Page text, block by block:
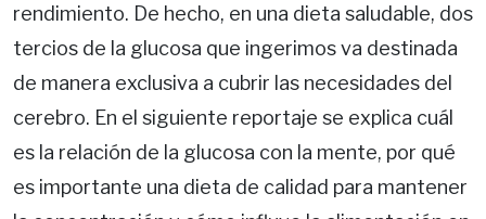
rendimiento. De hecho, en una dieta saludable, dos
tercios de la glucosa que ingerimos va destinada
de manera exclusiva a cubrir las necesidades del
cerebro. En el siguiente reportaje se explica cuál
es la relación de la glucosa con la mente, por qué
es importante una dieta de calidad para mantener